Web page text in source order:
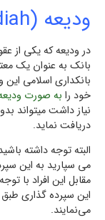
وديعه (Wadiah)
در وديعه که یکی از
بانك به عنوان يك
بانكداری اسلامی
خود را به صورت
نیاز داشت میتواند
دریافت نماید.
البته توجه داشته
می سپارید به اين
مقابل این افراد با
این سپرده گذاری طبق
مي‌نمایند.